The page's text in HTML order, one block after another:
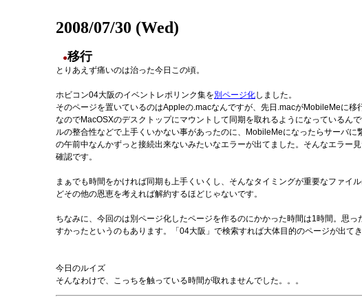
2008/07/30 (Wed)
●移行
とりあえず痛いのは治った今日この頃。
ホビコン04大阪のイベントレポリンク集を別ページ化しました。
そのページを置いているのはAppleの.macなんですが、先日.macがMobileMeに
なのでMacOSXのデスクトップにマウントして同期を取れるようになっているん
ルの整合性などで上手くいかない事があったのに、MobileMeになったらサーバ
の午前中なんかずっと接続出来ないみたいなエラーが出てました。そんなエラー
確認です。
まぁでも時間をかければ同期も上手くいくし、そんなタイミングが重要なファイ
どその他の恩恵を考えれば解約するほどじゃないです。
ちなみに、今回のは別ページ化したページを作るのにかかった時間は1時間。思
すかったというのもあります。「04大阪」で検索すれば大体目的のページが出てき
今日のルイズ
そんなわけで、こっちを触っている時間が取れませんでした。。。